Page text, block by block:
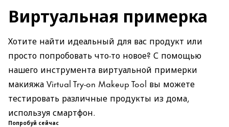
Виртуальная примерка
Хотите найти идеальный для вас продукт или
просто попробовать что-то новое? С помощью
нашего инструмента виртуальной примерки
макияжа Virtual Try-on Makeup Tool вы можете
тестировать различные продукты из дома,
используя смартфон.
Попробуй сейчас